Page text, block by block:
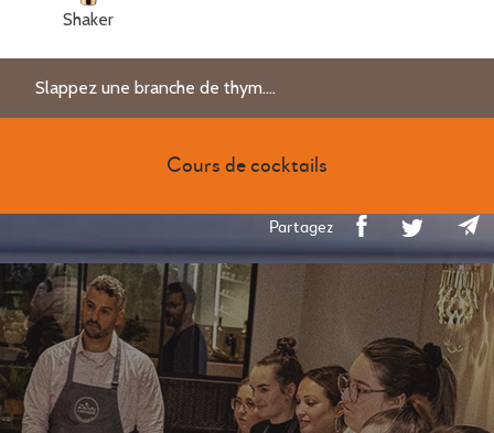
Shaker
Slappez une branche de thym....
Cours de cocktails
Partagez